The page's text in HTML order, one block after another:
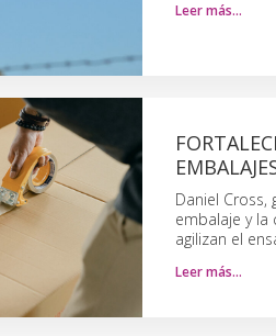
Leer más…
Daniel Cross,
embalaje y
agilizan el
Leer más…